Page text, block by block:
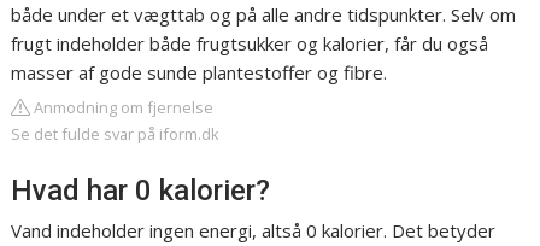
både under et vægttab og på alle andre tidspunkter. Selv om
frugt indeholder både frugtsukker og kalorier, får du også
masser af gode sunde plantestoffer og fibre.
Anmodning om fjernelse
Se det fulde svar på iform.dk
Hvad har 0 kalorier?
Vand indeholder ingen energi, altså 0 kalorier. Det betyder